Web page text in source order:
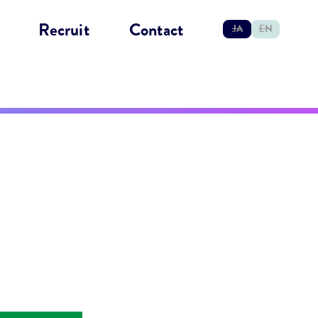
Recruit Contact JA EN